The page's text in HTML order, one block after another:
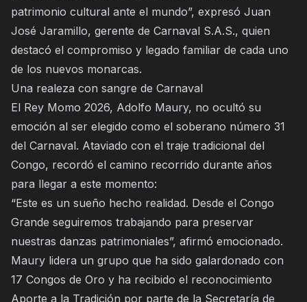
patrimonio cultural ante el mundo”, expresó Juan
José Jaramillo, gerente de Carnaval S.A.S., quien
destacó el compromiso y legado familiar de cada uno
de los nuevos monarcas.
Una realeza con sangre de Carnaval
El Rey Momo 2026, Adolfo Maury, no ocultó su
emoción al ser elegido como el soberano número 31
del Carnaval. Ataviado con el traje tradicional del
Congo, recordó el camino recorrido durante años
para llegar a este momento:
“Este es un sueño hecho realidad. Desde el Congo
Grande seguiremos trabajando para preservar
nuestras danzas patrimoniales”, afirmó emocionado.
Maury lidera un grupo que ha sido galardonado con
17 Congos de Oro y ha recibido el reconocimiento
Aporte a la Tradición por parte de la Secretaría de